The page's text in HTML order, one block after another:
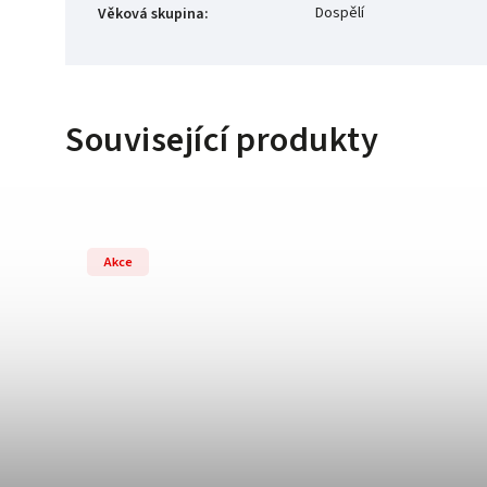
Věková skupina: Dospělí
Související produkty
Akce